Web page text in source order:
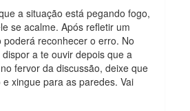
a situação está pegando fogo,
se acalme. Após refletir um
poderá reconhecer o erro. No
a te ouvir depois que a
fervor da discussão, deixe que
xingue para as paredes. Vai